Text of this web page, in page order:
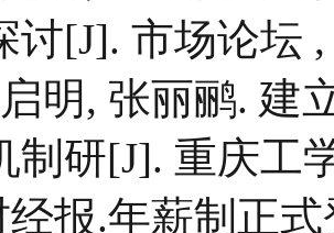
讨[J]. 市场论坛 ,
明, 张丽鹂. 建
制研[J]. 重庆工
经报.年薪制正